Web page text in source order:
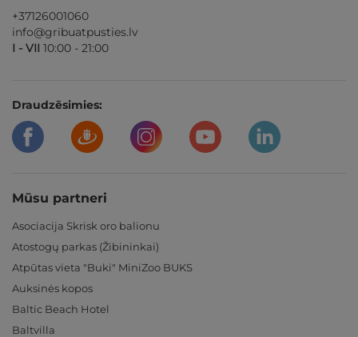
+37126001060
info@gribuatpusties.lv
I - VII 10:00 - 21:00
Draudzēsimies:
Mūsu partneri
Asociacija Skrisk oro balionu
Atostogų parkas (Žibininkai)
Atpūtas vieta "Buki" MiniZoo BUKS
Auksinės kopos
Baltic Beach Hotel
Baltvilla